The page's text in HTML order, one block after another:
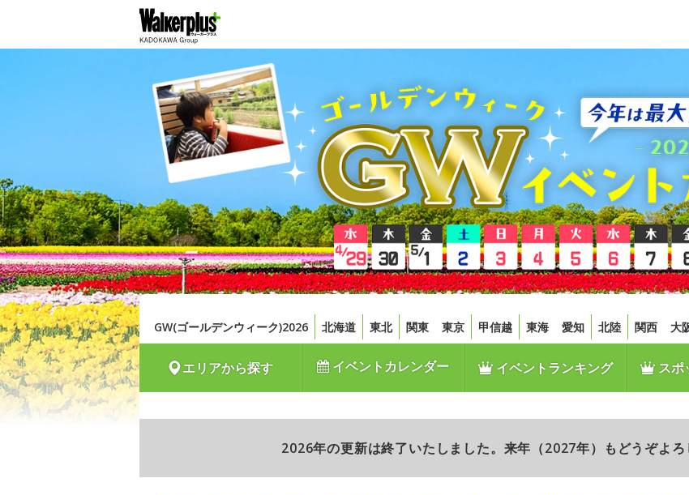
GW(ゴールデンウィーク)2026 北海道 東北 関東 東京 甲信越 東海 愛知 北陸 関西 大
エリアから探す イベントカレンダー イベントランキング スポ
2026年の更新は終了いたしました。来年（2027年）もどうぞよろ